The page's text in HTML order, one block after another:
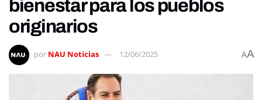
bienestar para los pueblos
originarios
por NAU Noticias 12/06/2025 AA